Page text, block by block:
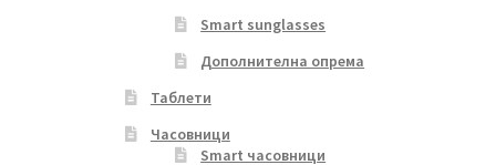
Smart sunglasses
Дополнителна опрема
Таблети
Часовници
Smart часовници